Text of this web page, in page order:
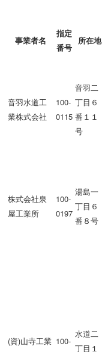
事業者名
指定
番号
所在地
音羽水道工
業株式会社
100-
0115
音羽二
丁目６
番１１
号
株式会社泉
屋工業所
100-
0197
湯島一
丁目６
番８号
(資)山寺工業 100-
水道二
丁目１